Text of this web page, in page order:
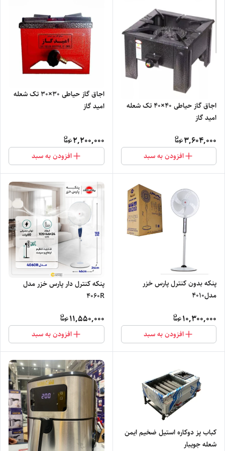
اجاق گاز حیاطی ۴۰×۴۰ تک شعله
امید گاز
3,604,000
افزودن به سبد
اجاق گاز حیاطی ۳۰×۳۰ تک شعله
امید گاز
2,200,000
افزودن به سبد
پنکه بدون کنترل پارس خزر
مدل4010
10,300,000
افزودن به سبد
پنکه کنترل دار پارس خزر مدل
4060R
11,550,000
افزودن به سبد
کباب پز دوکاره استیل ضخیم ایمن
شعله جویبار